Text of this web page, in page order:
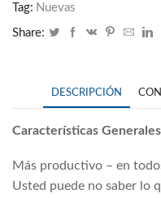
Tag: Nuevas
Share:
DESCRIPCIÓN
Características Generales
Más productivo – en
Usted puede no saber lo